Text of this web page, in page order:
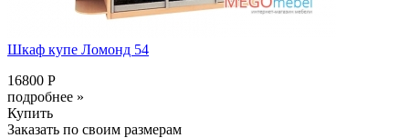
Шкаф купе Ломонд 54
16800 Р
подробнее »
Купить
Заказать по своим размерам